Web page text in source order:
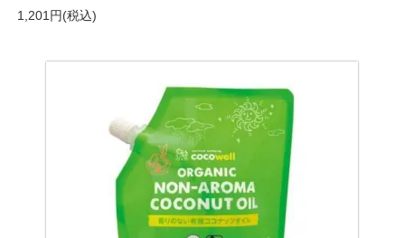
1,201円(税込)